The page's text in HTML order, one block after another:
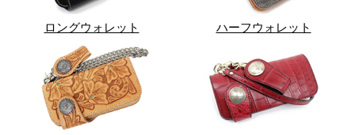
ロングウォレット ハーフウォレット